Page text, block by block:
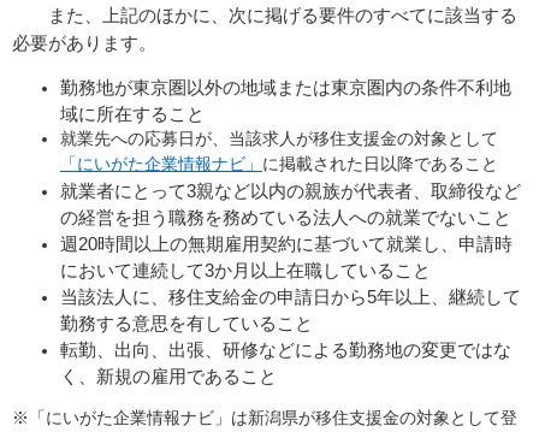
また、上記のほかに、次に掲げる要件のすべてに該当する
必要があります。
勤務地が東京圏以外の地域または東京圏内の条件不利地
域に所在すること
就業先への応募日が、当該求人が移住支援金の対象として​
「にいがた企業情報ナビ」 に掲載された日以降であること
就業者にとって3親など以内の親族が代表者、取締役など
の経営を担う職務を務めている法人への就業でないこと
週20時間以上の無期雇用契約に基づいて就業し、申請時
において連続して3か月以上在職していること
当該法人に、移住支給金の申請日から5年以上、継続して
勤務する意思を有していること
転勤、出向、出張、研修などによる勤務地の変更ではな
く、新規の雇用であること
※「にいがた企業情報ナビ」は新潟県が移住支援金の対象として登